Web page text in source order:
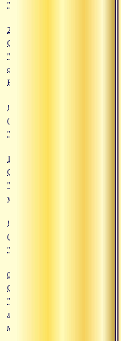
"23.12.2019 Сатсанг "Все
23.12.2019
Сатсанг
"Все
отдавать
Богу"
![16.12.2019 Сатсанг "Силы
(https://www.advayta.org/upload/
"16.12.2019 Сатсанг "Силы
16.12.2019
Сатсанг
"Силы
ума"
![06.12.2019 Сатсанг
(https://www.advayta.org/upload/
"06.12.2019 Сатсанг "Единство
06.12.2019
Сатсанг
"Единство
любви и
мудрости"